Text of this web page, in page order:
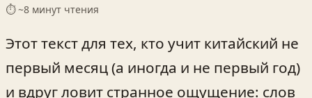
⏱ ~8 минут чтения
Этот текст для тех, кто учит китайский не
первый месяц (а иногда и не первый год)
и вдруг ловит странное ощущение: слов